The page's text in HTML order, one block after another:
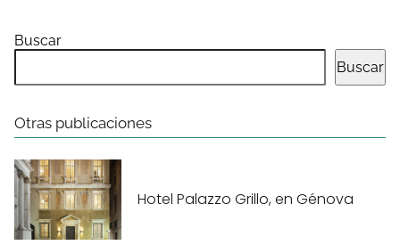
Buscar
Buscar
Otras publicaciones
Hotel Palazzo Grillo, en Génova